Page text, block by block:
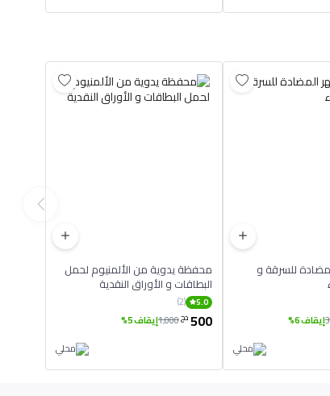
محفظة يدوية من الألمنيوم لحمل
البطاقات و الأوراق النقدية
5.0
(2)
500دج1,000إيقاف 5%
الظهر المضادة للسرقة و
إيقاف 6%